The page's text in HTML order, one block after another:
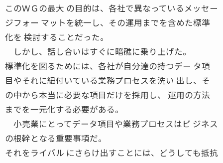
このＷＧの最大 の目的は、各社で異なっているメッセー
ジフォー マットを統一し、その運用までを含めた標準
化を 検討することだった。
しかし、話し合いはすぐに暗礁に乗り上げた。
標準化を図るためには、各社が自分達の持つデー タ項
目やそれに紐付いている業務プロセスを洗い 出し、そ
の中から本当に必要な項目だけを採用し、 運用の方法
までを一元化する必要がある。
小売業にとってデータ項目や業務プロセスはビ ジネス
の根幹となる重要事項だ。
それをライバル にさらけ出すことには、どうしても抵抗